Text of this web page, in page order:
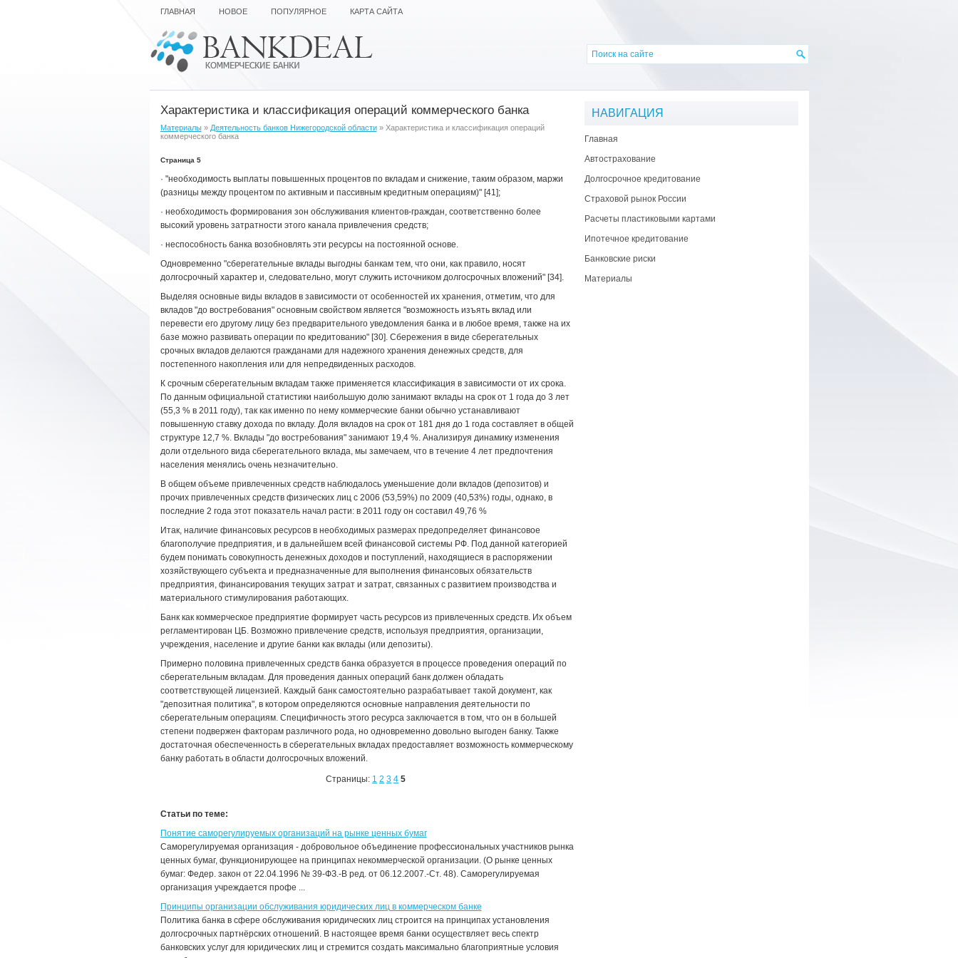
ГЛАВНАЯ НОВОЕ ПОПУЛЯРНОЕ КАРТА САЙТА
Характеристика и классификация операций коммерческого банка
Материалы» Деятельность банков Нижегородской области» Характеристика и классификация операций
коммерческого банка
Страница 5
· "необходимость выплаты повышенных процентов по вкладам и снижение, таким образом, маржи
(разницы между процентом по активным и пассивным кредитным операциям)" [41];
· необходимость формирования зон обслуживания клиентов-граждан, соответственно более
высокий уровень затратности этого канала привлечения средств;
· неспособность банка возобновлять эти ресурсы на постоянной основе.
Одновременно "сберегательные вклады выгодны банкам тем, что они, как правило, носят
долгосрочный характер и, следовательно, могут служить источником долгосрочных вложений" [34].
Выделяя основные виды вкладов в зависимости от особенностей их хранения, отметим, что для
вкладов "до востребования" основным свойством является "возможность изъять вклад или
перевести его другому лицу без предварительного уведомления банка и в любое время, также на их
базе можно развивать операции по кредитованию" [30]. Сбережения в виде сберегательных
срочных вкладов делаются гражданами для надежного хранения денежных средств, для
постепенного накопления или для непредвиденных расходов.
К срочным сберегательным вкладам также применяется классификация в зависимости от их срока.
По данным официальной статистики наибольшую долю занимают вклады на срок от 1 года до 3 лет
(55,3 % в 2011 году), так как именно по нему коммерческие банки обычно устанавливают
повышенную ставку дохода по вкладу. Доля вкладов на срок от 181 дня до 1 года составляет в общей
структуре 12,7 %. Вклады "до востребования" занимают 19,4 %. Анализируя динамику изменения
доли отдельного вида сберегательного вклада, мы замечаем, что в течение 4 лет предпочтения
населения менялись очень незначительно.
В общем объеме привлеченных средств наблюдалось уменьшение доли вкладов (депозитов) и
прочих привлеченных средств физических лиц с 2006 (53,59%) по 2009 (40,53%) годы, однако, в
последние 2 года этот показатель начал расти: в 2011 году он составил 49,76 %
Итак, наличие финансовых ресурсов в необходимых размерах предопределяет финансовое
благополучие предприятия, и в дальнейшем всей финансовой системы РФ. Под данной категорией
будем понимать совокупность денежных доходов и поступлений, находящиеся в распоряжении
хозяйствующего субъекта и предназначенные для выполнения финансовых обязательств
предприятия, финансирования текущих затрат и затрат, связанных с развитием производства и
материального стимулирования работающих.
Банк как коммерческое предприятие формирует часть ресурсов из привлеченных средств. Их объем
регламентирован ЦБ. Возможно привлечение средств, используя предприятия, организации,
учреждения, население и другие банки как вклады (или депозиты).
Примерно половина привлеченных средств банка образуется в процессе проведения операций по
сберегательным вкладам. Для проведения данных операций банк должен обладать
соответствующей лицензией. Каждый банк самостоятельно разрабатывает такой документ, как
"депозитная политика", в котором определяются основные направления деятельности по
сберегательным операциям. Специфичность этого ресурса заключается в том, что он в большей
степени подвержен факторам различного рода, но одновременно довольно выгоден банку. Также
достаточная обеспеченность в сберегательных вкладах предоставляет возможность коммерческому
банку работать в области долгосрочных вложений.
Страницы: 1 2 3 4 5
Статьи по теме:
Понятие саморегулируемых организаций на рынке ценных бумаг
Саморегулируемая организация - добровольное объединение профессиональных участников рынка
ценных бумаг, функционирующее на принципах некоммерческой организации. (О рынке ценных
бумаг: Федер. закон от 22.04.1996 № 39-ФЗ.-В ред. от 06.12.2007.-Ст. 48). Саморегулируемая
организация учреждается профе ...
Принципы организации обслуживания юридических лиц в коммерческом банке
Политика банка в сфере обслуживания юридических лиц строится на принципах установления
долгосрочных партнёрских отношений. В настоящее время банки осуществляет весь спектр
банковских услуг для юридических лиц и стремится создать максимально благоприятные условия
НАВИГАЦИЯ
Главная
Автострахование
Долгосрочное кредитование
Страховой рынок России
Расчеты пластиковыми картами
Ипотечное кредитование
Банковские риски
Материалы